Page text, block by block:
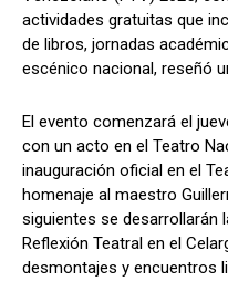
actividades gratuitas que
de libros, jornadas
escénico nacional, reseñó
El evento comenzará el
con un acto en el Teatro
inauguración oficial en el
homenaje al maestro
siguientes se desarrollarán
Reflexión Teatral en el
desmontajes y encuentros